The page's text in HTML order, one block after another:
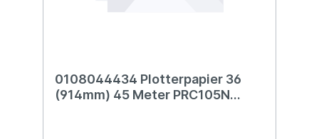
0108044434 Plotterpapier 36
(914mm) 45 Meter PRC105N